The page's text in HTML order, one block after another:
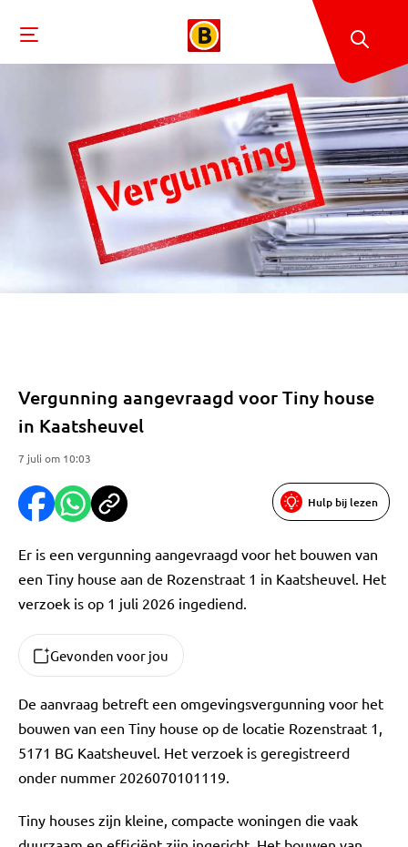
Vergunning aangevraagd voor Tiny house
in Kaatsheuvel
7 juli om 10:03
Hulp bij lezen
Er is een vergunning aangevraagd voor het bouwen van
een Tiny house aan de Rozenstraat 1 in Kaatsheuvel. Het
verzoek is op 1 juli 2026 ingediend.
Gevonden voor jou
De aanvraag betreft een omgevingsvergunning voor het
bouwen van een Tiny house op de locatie Rozenstraat 1,
5171 BG Kaatsheuvel. Het verzoek is geregistreerd
onder nummer 2026070101119.
Tiny houses zijn kleine, compacte woningen die vaak